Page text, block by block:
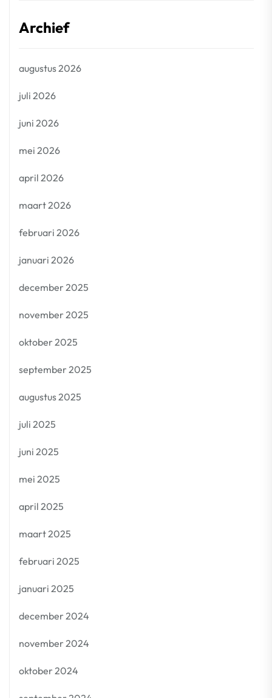
Archief
augustus 2026
juli 2026
juni 2026
mei 2026
april 2026
maart 2026
februari 2026
januari 2026
december 2025
november 2025
oktober 2025
september 2025
augustus 2025
juli 2025
juni 2025
mei 2025
april 2025
maart 2025
februari 2025
januari 2025
december 2024
november 2024
oktober 2024